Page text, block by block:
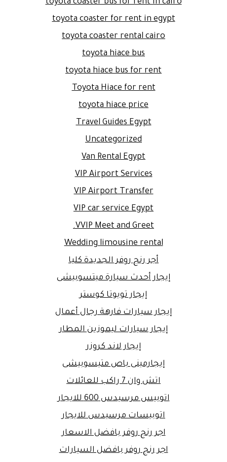
toyota coaster bus for rent in cairo
toyota coaster for rent in egypt
toyota coaster rental cairo
toyota hiace bus
toyota hiace bus for rent
Toyota Hiace for rent
toyota hiace price
Travel Guides Egypt
Uncategorized
Van Rental Egypt
VIP Airport Services
VIP Airport Transfer
VIP car service Egypt
VVIP Meet and Greet.
Wedding limousine rental
أجر رنج روفر الجديدة كليا
إيجار أحدث سيارة ميتسوبيشى
إيجار تويوتا كوستر
إيجار سيارات فارهة رجال أعمال
إيجار سيارات ليموزين المطار
إيجار لاند كروزر
إيجارمينى باص متيسوبيشى
اتش وان 7 راكب للعائلات
اتوبيس مرسيدس 600 للايجار
اتوبيسات مرسيدس للايجار
اجر رنج روفر بافضل الاسعار
اجر رنج روفر بافضل السيارات